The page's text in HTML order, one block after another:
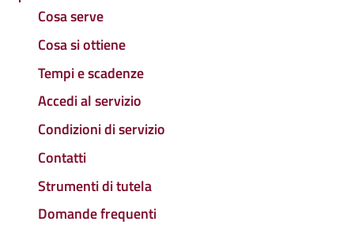
Cosa serve
Cosa si ottiene
Tempi e scadenze
Accedi al servizio
Condizioni di servizio
Contatti
Strumenti di tutela
Domande frequenti